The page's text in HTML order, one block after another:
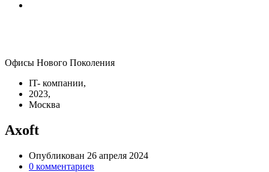
Офисы Нового Поколения
IT- компании,
2023,
Москва
Axoft
Опубликован 26 апреля 2024
0 комментариев